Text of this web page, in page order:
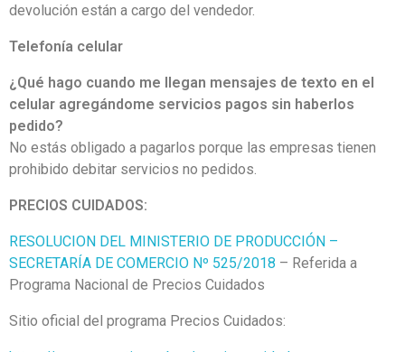
devolución están a cargo del vendedor.
Telefonía celular
¿Qué hago cuando me llegan mensajes de texto en el
celular agregándome servicios pagos sin haberlos
pedido?
No estás obligado a pagarlos porque las empresas tienen
prohibido debitar servicios no pedidos.
PRECIOS CUIDADOS:
RESOLUCION DEL MINISTERIO DE PRODUCCIÓN –
SECRETARÍA DE COMERCIO Nº 525/2018 – Referida a
Programa Nacional de Precios Cuidados
Sitio oficial del programa Precios Cuidados: